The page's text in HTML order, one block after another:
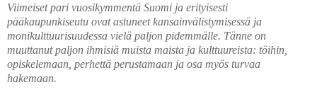
Viimeiset pari vuosikymmentä Suomi ja erityisesti
pääkaupunkiseutu ovat astuneet kansainvälistymisessä ja
monikulttuurisuudessa vielä paljon pidemmälle. Tänne on
muuttanut paljon ihmisiä muista maista ja kulttuureista: töihin,
opiskelemaan, perhettä perustamaan ja osa myös turvaa
hakemaan.